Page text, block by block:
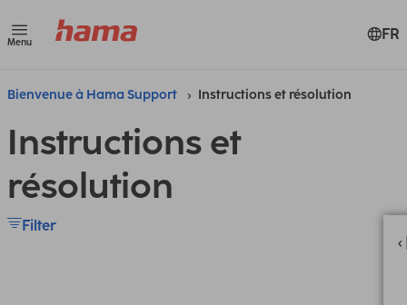
Menu FR
Bienvenue à Hama Support Instructions et résolution
Instructions et
résolution
Filter